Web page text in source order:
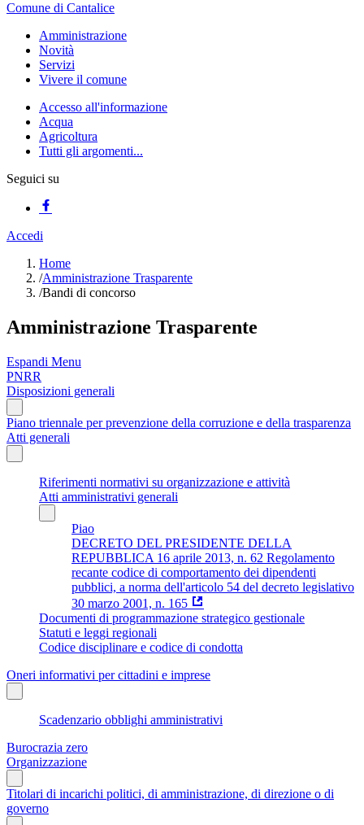
Comune di Cantalice
Amministrazione
Novità
Servizi
Vivere il comune
Accesso all'informazione
Acqua
Agricoltura
Tutti gli argomenti...
Seguici su
Accedi
Home
/Amministrazione Trasparente
/Bandi di concorso
Amministrazione Trasparente
Espandi Menu
PNRR
Disposizioni generali
Piano triennale per prevenzione della corruzione e della trasparenza
Atti generali
Riferimenti normativi su organizzazione e attività
Atti amministrativi generali
Piao
DECRETO DEL PRESIDENTE DELLA
REPUBBLICA 16 aprile 2013, n. 62 Regolamento
recante codice di comportamento dei dipendenti
pubblici, a norma dell'articolo 54 del decreto legislativo
30 marzo 2001, n. 165
Documenti di programmazione strategico gestionale
Statuti e leggi regionali
Codice disciplinare e codice di condotta
Oneri informativi per cittadini e imprese
Scadenzario obblighi amministrativi
Burocrazia zero
Organizzazione
Titolari di incarichi politici, di amministrazione, di direzione o di
governo